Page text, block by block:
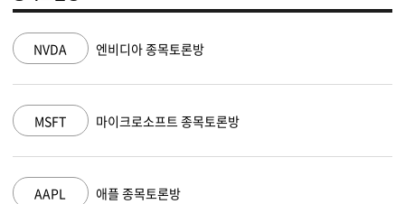
NVDA 엔비디아 종목토론방
MSFT 마이크로소프트 종목토론방
AAPL 애플 종목토론방